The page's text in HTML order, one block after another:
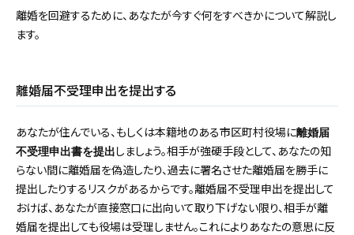
離婚を回避するために、あなたが今すぐ何をすべきかについて解説し
ます。
離婚届不受理申出を提出する
あなたが住んでいる、もしくは本籍地のある市区町村役場に離婚届
不受理申出書を提出 しましょう。相手が強硬手段として、あなたの知
らない間に離婚届を偽造したり、過去に署名させた離婚届を勝手に
提出したりするリスクがあるからです。離婚届不受理申出を提出して
おけば、あなたが直接窓口に出向いて取り下げない限り、相手が離
婚届を提出しても役場は受理しません。これによりあなたの意思に反